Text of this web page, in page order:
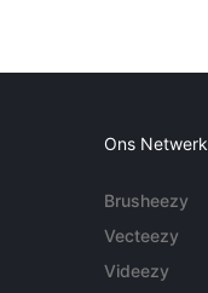
Ons Netwerk
Brusheezy
Vecteezy
Videezy